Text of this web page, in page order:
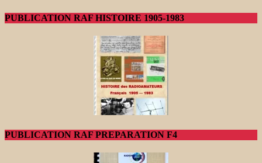
PUBLICATION RAF HISTOIRE 1905-1983
PUBLICATION RAF PREPARATION F4